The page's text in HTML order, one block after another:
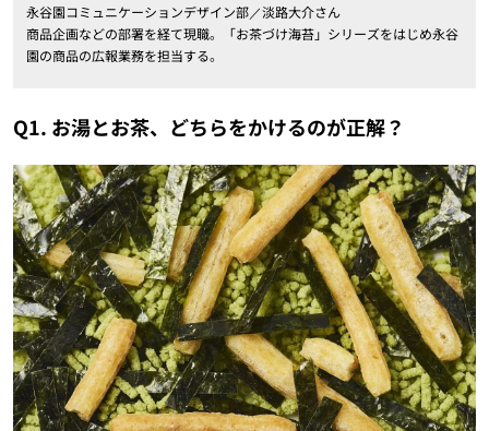
永谷園コミュニケーションデザイン部／淡路大介さん
商品企画などの部署を経て現職。「お茶づけ海苔」シリーズをはじめ永谷
園の商品の広報業務を担当する。
Q1. お湯とお茶、どちらをかけるのが正解？